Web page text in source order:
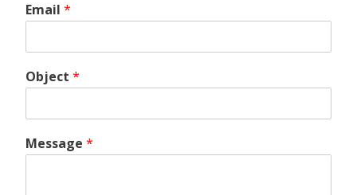
Email*
Object*
Message*